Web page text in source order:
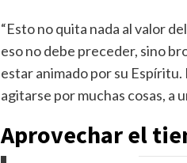
“Esto no quita nada al valor
eso no debe preceder, sino
estar animado por su
agitarse por muchas cosas, a
Aprovechar el